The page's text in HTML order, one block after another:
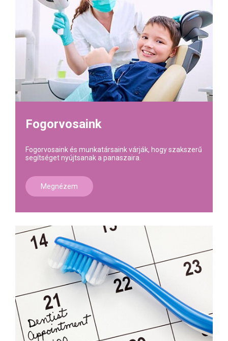
Fogorvosaink
Fogorvosaink és munkatársaink várják, hogy szakszerű
segítséget nyújtsanak a panaszaira.
Megnézem